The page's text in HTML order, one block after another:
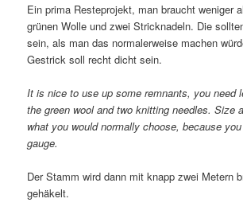
Ein prima Resteprojekt, man braucht weniger
grünen Wolle und zwei Stricknadeln. Die
sein, als man das normalerweise machen
Gestrick soll recht dicht sein.
It is nice to use up some remnants, you need
the green wool and two knitting needles. Size
what you would normally choose, because
gauge.
Der Stamm wird dann mit knapp zwei Metern
gehäkelt.